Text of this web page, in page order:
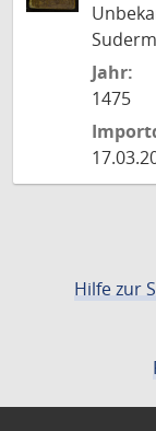
Jahr:
1475
Hilfe zur